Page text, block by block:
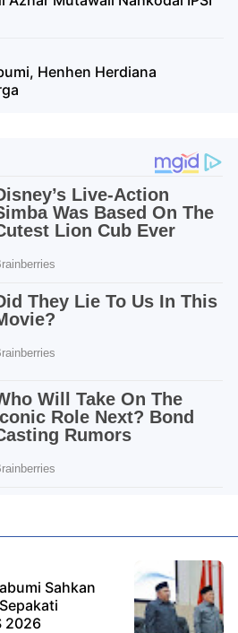
Henhen Herdiana
Sahkan
2026